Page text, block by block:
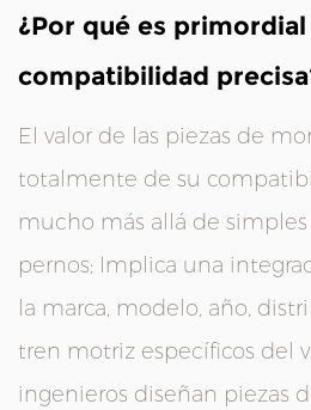
¿Por qué es primordial
compatibilidad
El valor de las piezas de
totalmente de su
mucho más allá de
pernos; Implica una
la marca, modelo, año,
tren motriz específicos del
ingenieros diseñan piezas